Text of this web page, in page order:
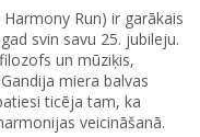
Run) ir garākais
svin savu 25. jubileju.
un mūziķis,
miera balvas
ticēja tam, ka
veicināšanā.